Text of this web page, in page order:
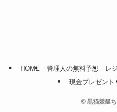
HOME 管理人の無料予想 レ
現金プレゼント
©黒猫競艇ち